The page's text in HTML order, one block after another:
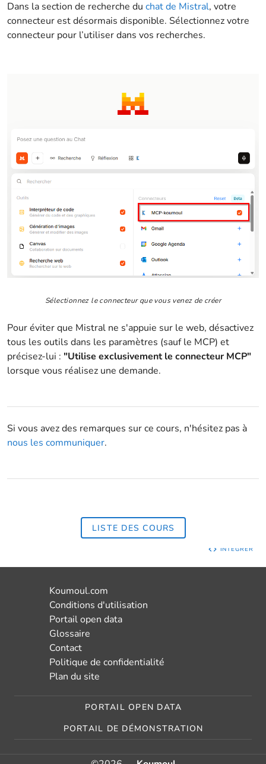
INTÉGRER
Dans la section de recherche du chat de Mistral, votre
connecteur est désormais disponible. Sélectionnez votre
connecteur pour l’utiliser dans vos recherches.
Sélectionnez le connecteur que vous venez de créer
Pour éviter que Mistral ne s'appuie sur le web, désactivez
tous les outils dans les paramètres (sauf le MCP) et
précisez-lui : "Utilise exclusivement le connecteur MCP"
lorsque vous réalisez une demande.
Si vous avez des remarques sur ce cours, n'hésitez pas à
nous les communiquer.
LISTE DES COURS
Koumoul.com
Conditions d'utilisation
Portail open data
Glossaire
Contact
Politique de confidentialité
Plan du site
PORTAIL OPEN DATA
PORTAIL DE DÉMONSTRATION